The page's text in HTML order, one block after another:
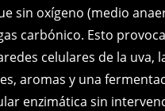
sin oxígeno (medio
carbónico. Esto
celulares de la uva,
aromas y una
enzimática sin